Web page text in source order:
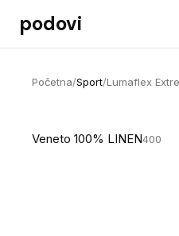
Preskoči na sadržaj
podovi
Početna/Sport/Lumaflex
Veneto 100% LINEN400